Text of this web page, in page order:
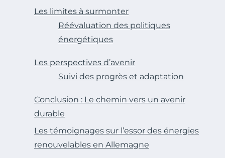
Les limites à surmonter
Réévaluation des politiques
énergétiques
Les perspectives d’avenir
Suivi des progrès et adaptation
Conclusion : Le chemin vers un avenir
durable
Les témoignages sur l’essor des énergies
renouvelables en Allemagne